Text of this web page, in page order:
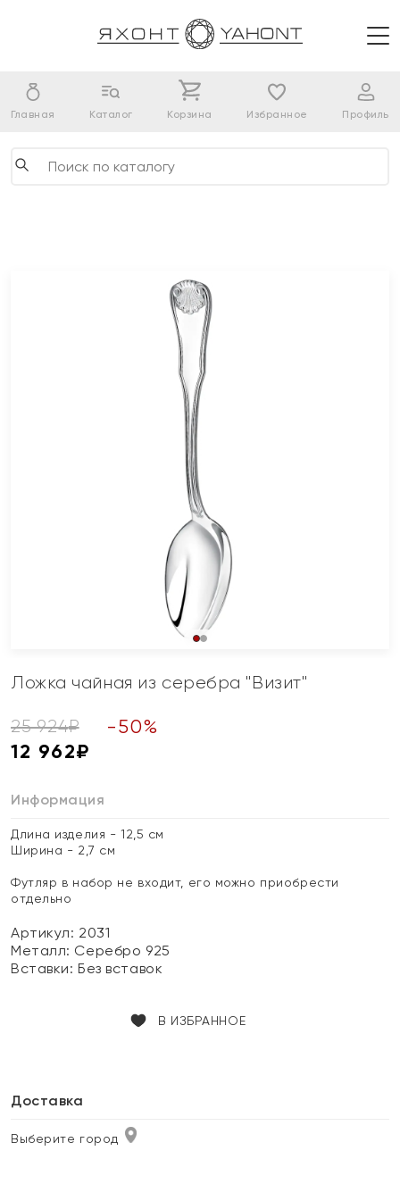
Главная Каталог Корзина Избранное Профиль
Ложка чайная из серебра "Визит"
25 924₽ -50%
12 962₽
Информация
Длина изделия - 12,5 см
Ширина - 2,7 см
Футляр в набор не входит, его можно приобрести
отдельно
Артикул: 2031
Металл: Серебро 925
Вставки:Без вставок
В ИЗБРАННОЕ
Доставка
Выберите город